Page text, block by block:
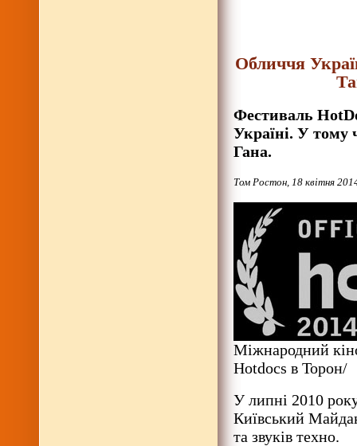
Обличчя
Фестиваль
Україні. У тому
Гана.
Том Ростон, 18 квітня
Міжнародний
Hotdocs в Торон/
У липні 2010
Київський
та звуків техно.